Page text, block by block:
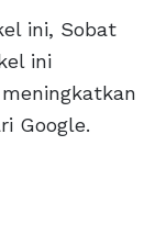
ini, Sobat
ini
Google.